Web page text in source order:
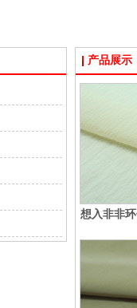
产品展示
想入非非